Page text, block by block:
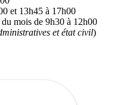
et 13h45 à 17h00
du mois de 9h30 à 12h00
et état civil)